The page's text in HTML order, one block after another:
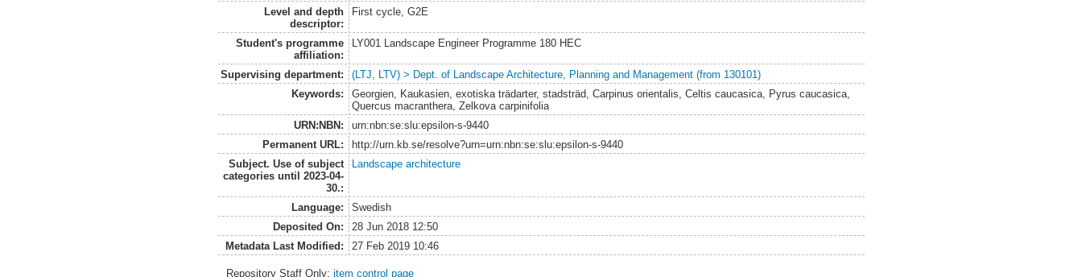
Level and depth
descriptor:
First cycle, G2E
Student's programme
affiliation:
LY001 Landscape Engineer Programme 180 HEC
Supervising department:
(LTJ, LTV) > Dept. of Landscape Architecture, Planning and Management (from 130101)
Keywords:
Georgien, Kaukasien, exotiska trädarter, stadsträd, Carpinus orientalis, Celtis caucasica, Pyrus caucasica,
Quercus macranthera, Zelkova carpinifolia
URN:NBN:
urn:nbn:se:slu:epsilon-s-9440
Permanent URL:
http://urn.kb.se/resolve?urn=urn:nbn:se:slu:epsilon-s-9440
Subject. Use of subject
categories until 2023-04-
30.:
Landscape architecture
Language:
Swedish
Deposited On:
28 Jun 2018 12:50
Metadata Last Modified:
27 Feb 2019 10:46
Repository Staff Only:item control page